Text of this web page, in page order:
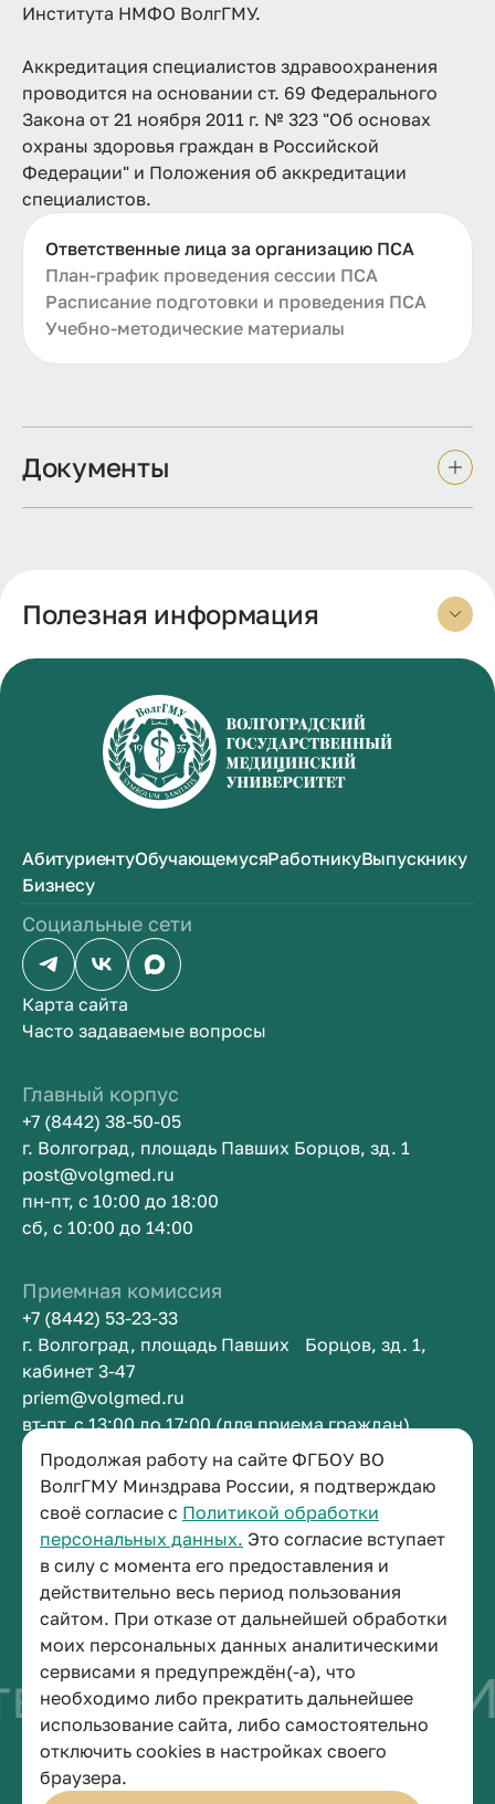
Продолжая работу на сайте ФГБОУ ВО
ВолгГМУ Минздрава России, я подтверждаю
своё согласие с Политикой обработки
персональных данных. Это согласие вступает
в силу с момента его предоставления и
действительно весь период пользования
сайтом. При отказе от дальнейшей обработки
моих персональных данных аналитическими
сервисами я предупреждён(-а), что
необходимо либо прекратить дальнейшее
использование сайта, либо самостоятельно
отключить cookies в настройках своего
браузера.
Института НМФО ВолгГМУ.
Аккредитация специалистов здравоохранения
проводится на основании ст. 69 Федерального
Закона от 21 ноября 2011 г. № 323 "Об основах
охраны здоровья граждан в Российской
Федерации" и Положения об аккредитации
специалистов.
Ответственные лица за организацию ПСА
План-график проведения сессии ПСА
Расписание подготовки и проведения ПСА
Учебно-методические материалы
Документы
Полезная информация
АбитуриентуОбучающемусяРаботникуВыпускнику
Бизнесу
Социальные сети
Карта сайта
Часто задаваемые вопросы
Главный корпус
+7 (8442) 38-50-05
г. Волгоград, площадь Павших Борцов, зд. 1
post@volgmed.ru
пн-пт, с 10:00 до 18:00
сб, с 10:00 до 14:00
Приемная комиссия
+7 (8442) 53-23-33
г. Волгоград, площадь Павших Борцов, зд. 1,
кабинет 3-47
priem@volgmed.ru
вт-пт, с 13:00 до 17:00 (для приема граждан)
Приемная ректора
+7 (8442) 38-50-05
г. Волгоград, площадь Павших Борцов, зд. 1,
кабинет 3-11
post@volgmed.ru
пн-пт, с 08.30 до 17.00 (перерыв с 12.30 до 13.00)
быть врачом
© 2026 Волгоградский государственный медицинский университет
Политика конфиденциальности